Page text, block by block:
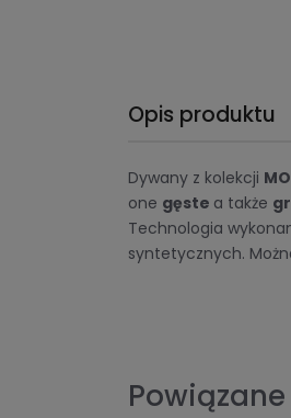
Opis produktu
Dywany z kolekcji
one gęste a także
Technologia
syntetycznych.